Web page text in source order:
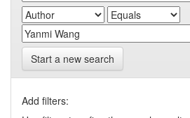
Start a new search
Add filters: